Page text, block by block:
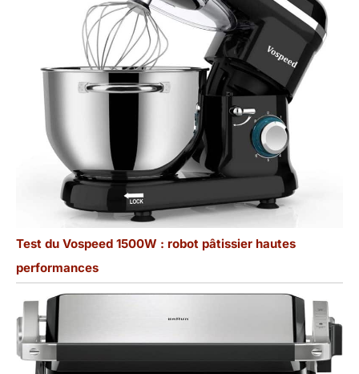
Test du Vospeed 1500W : robot pâtissier hautes
performances